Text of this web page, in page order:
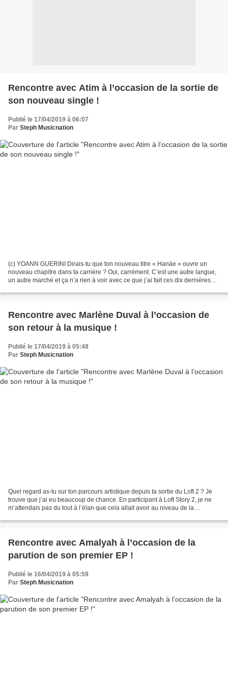
Rencontre avec Atim à l’occasion de la sortie de
son nouveau single !
Publié le 17/04/2019 à 06:07
Par Steph Musicnation
(c) YOANN GUERINI Dirais-tu que ton nouveau titre « Hanäe » ouvre un
nouveau chapitre dans ta carrière ? Oui, carrément. C’est une autre langue,
un autre marché et ça n’a rien à voir avec ce que j’ai fait ces dix dernières
Rencontre avec Marlène Duval à l’occasion de
son retour à la musique !
Publié le 17/04/2019 à 05:48
Par Steph Musicnation
Quel regard as-tu sur ton parcours artistique depuis ta sortie du Loft 2 ? Je
trouve que j’ai eu beaucoup de chance. En participant à Loft Story 2, je ne
m’attendais pas du tout à l’élan que cela allait avoir au niveau de la
Rencontre avec Amalyah à l’occasion de la
parution de son premier EP !
Publié le 16/04/2019 à 05:59
Par Steph Musicnation